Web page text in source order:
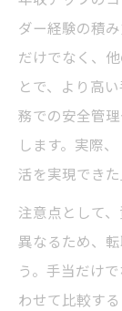
ダー経験の積
だけでなく、
とで、より高
務での安全管
します。実際
活を実現でき
注意点として
異なるため、
う。手当だけ
わせて比較する